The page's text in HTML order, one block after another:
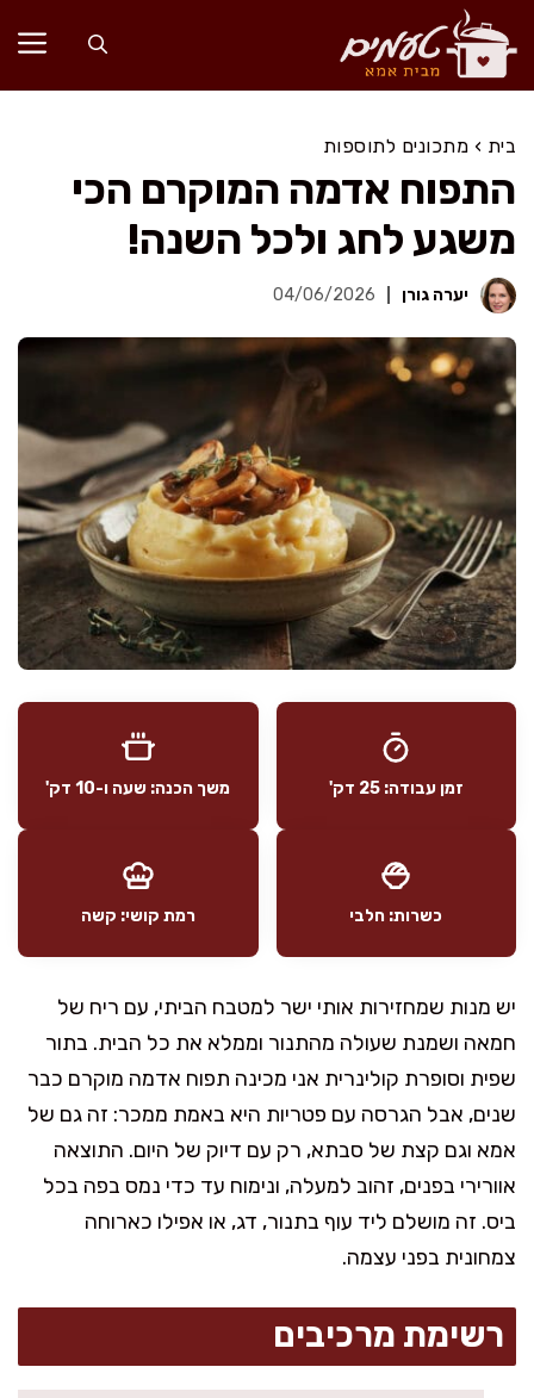
לדלג
לתוכן
בית › מתכונים לתוספות
התפוח אדמה המוקרם הכי
משגע לחג ולכל השנה!
יערה גורן 04/06/2026
זמן עבודה: 25 דק' משך הכנה: שעה ו-10 דק'
כשרות: חלבי רמת קושי: קשה
יש מנות שמחזירות אותי ישר למטבח הביתי, עם ריח של
חמאה ושמנת שעולה מהתנור וממלא את כל הבית. בתור
שפית וסופרת קולינרית אני מכינה תפוח אדמה מוקרם כבר
שנים, אבל הגרסה עם פטריות היא באמת ממכר: זה גם של
אמא וגם קצת של סבתא, רק עם דיוק של היום. התוצאה
אוורירי בפנים, זהוב למעלה, ונימוח עד כדי נמס בפה בכל
ביס. זה מושלם ליד עוף בתנור, דג, או אפילו כארוחה
צמחונית בפני עצמה.
רשימת מרכיבים